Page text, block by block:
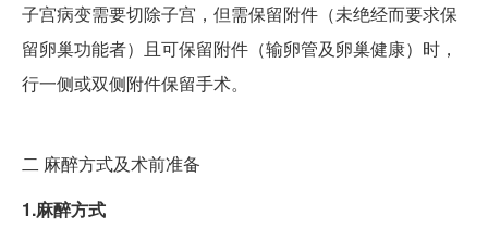
子宫病变需要切除子宫，但需保留附件（未绝经而要求保
留卵巢功能者）且可保留附件（输卵管及卵巢健康）时，
行一侧或双侧附件保留手术。
二 麻醉方式及术前准备
1.麻醉方式